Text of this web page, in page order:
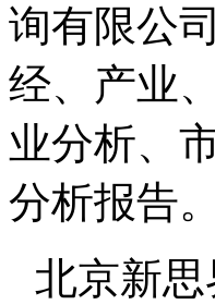
询有限公
经、产业
业分析、
分析报告。
北京新